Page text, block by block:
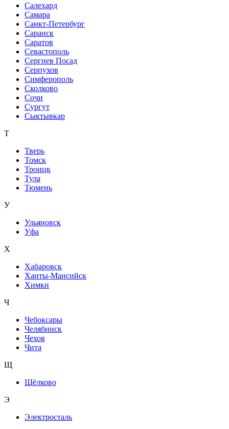
Салехард
Самара
Санкт-Петербург
Саранск
Саратов
Севастополь
Сергиев Посад
Серпухов
Симферополь
Сколково
Сочи
Сургут
Сыктывкар
Т
Тверь
Томск
Троицк
Тула
Тюмень
У
Ульяновск
Уфа
Х
Хабаровск
Ханты-Мансийск
Химки
Ч
Чебоксары
Челябинск
Чехов
Чита
Щ
Щёлково
Э
Электросталь